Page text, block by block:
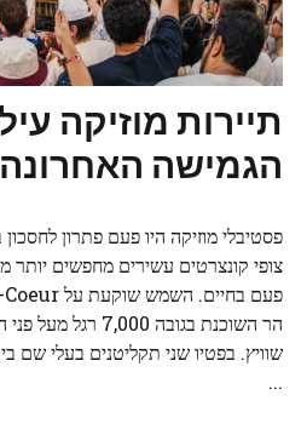
תיירות מוזיקה
הגמישה האחרונה של 1
פסטיבלי מוזיקה היו פעם פתרון
צופי קונצרטים עשירים מחפשים
הר השוכנת בגובה
שוויץ. בפטיו שני תקליטנים בעלי שם
...